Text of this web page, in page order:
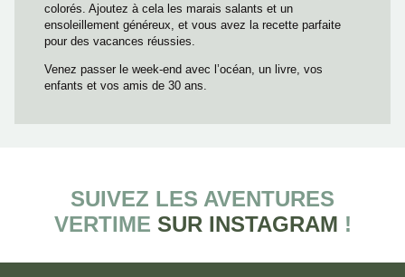
colorés. Ajoutez à cela les marais salants et un
ensoleillement généreux, et vous avez la recette parfaite
pour des vacances réussies.
Venez passer le week-end avec l’océan, un livre, vos
enfants et vos amis de 30 ans.
SUIVEZ LES AVENTURES
VERTIME SUR INSTAGRAM !